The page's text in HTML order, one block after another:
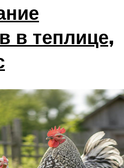
в теплице,